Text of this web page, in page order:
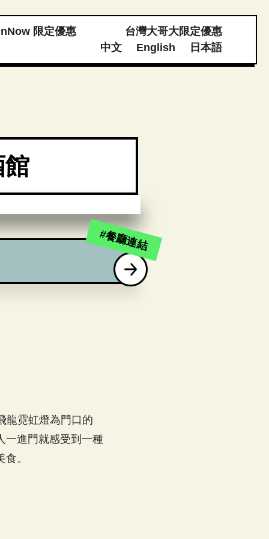
限定優惠
台灣大哥大限定優惠
中文
English 日本語
#餐廳連結
龍霓虹燈為門口的
一進門就感受到一種
。